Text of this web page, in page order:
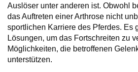
Auslöser unter anderen ist. Obwohl
das Auftreten einer Arthrose nicht
sportlichen Karriere des Pferdes. Es
Lösungen, um das Fortschreiten zu
Möglichkeiten, die betroffenen
unterstützen.